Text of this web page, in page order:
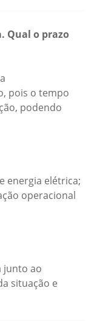
Qual o prazo
pois o tempo
podendo
energia elétrica;
operacional
junto ao
situação e